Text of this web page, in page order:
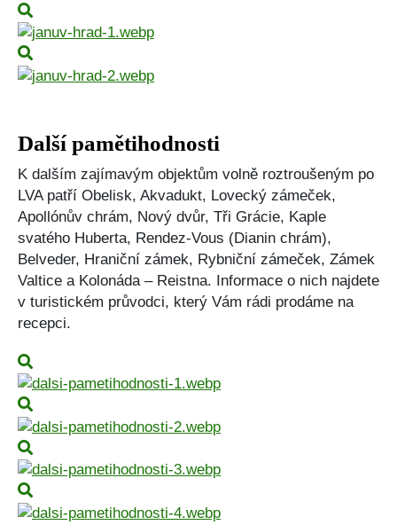
Další pamětihodnosti
K dalším zajímavým objektům volně roztroušeným po
LVA patří Obelisk, Akvadukt, Lovecký zámeček,
Apollónův chrám, Nový dvůr, Tři Grácie, Kaple
svatého Huberta, Rendez-Vous (Dianin chrám),
Belveder, Hraniční zámek, Rybniční zámeček, Zámek
Valtice a Kolonáda – Reistna. Informace o nich najdete
v turistickém průvodci, který Vám rádi prodáme na
recepci.